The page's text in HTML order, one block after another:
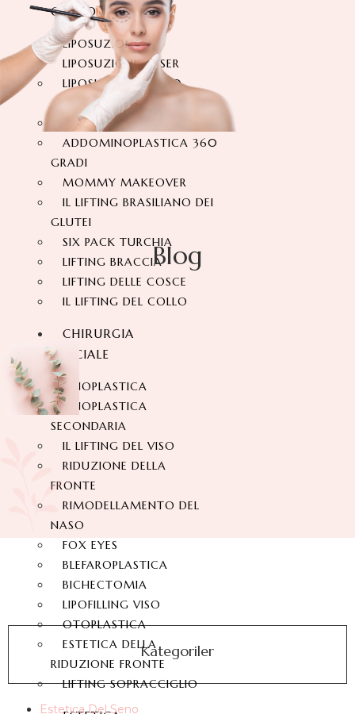
CORPO
LIPOSUZIONE
LIPOSUZIONE VASER
LIPOSUZIONE A 360
GRADI
ADDOMINOPLASTICA
ADDOMINOPLASTICA 360
GRADI
MOMMY MAKEOVER
IL LIFTING BRASILIANO DEI
GLUTEI
SIX PACK TURCHIA
LIFTING BRACCIA
LIFTING DELLE COSCE
IL LIFTING DEL COLLO
CHIRURGIA
FACCIALE
RINOPLASTICA
RINOPLASTICA
SECONDARIA
IL LIFTING DEL VISO
RIDUZIONE DELLA
FRONTE
RIMODELLAMENTO DEL
NASO
FOX EYES
BLEFAROPLASTICA
BICHECTOMIA
LIPOFILLING VISO
OTOPLASTICA
ESTETICA DELLA
RIDUZIONE FRONTE
LIFTING SOPRACCIGLIO
Blog
Kategoriler
Estetica Del Seno